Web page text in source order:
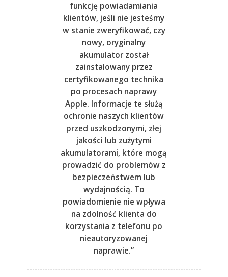
funkcję powiadamiania
klientów, jeśli nie jesteśmy
w stanie zweryfikować, czy
nowy, oryginalny
akumulator został
zainstalowany przez
certyfikowanego technika
po procesach naprawy
Apple. Informacje te służą
ochronie naszych klientów
przed uszkodzonymi, złej
jakości lub zużytymi
akumulatorami, które mogą
prowadzić do problemów z
bezpieczeństwem lub
wydajnością. To
powiadomienie nie wpływa
na zdolność klienta do
korzystania z telefonu po
nieautoryzowanej
naprawie.”